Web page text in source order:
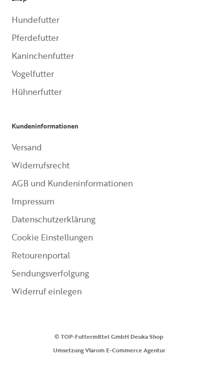
Hundefutter
Pferdefutter
Kaninchenfutter
Vogelfutter
Hühnerfutter
Kundeninformationen
Versand
Widerrufsrecht
AGB und Kundeninformationen
Impressum
Datenschutzerklärung
Cookie Einstellungen
Retourenportal
Sendungsverfolgung
Widerruf einlegen
© TOP-Futtermittel GmbH Deuka Shop
UmsetzungVlarom E-Commerce Agentur